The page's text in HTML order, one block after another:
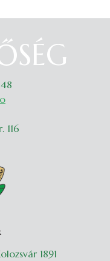
116
1891